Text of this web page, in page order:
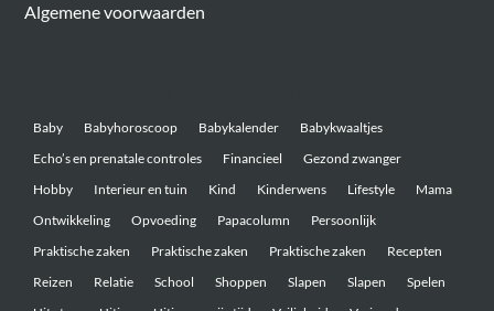
Algemene voorwaarden
Baby Babyhoroscoop Babykalender
Babykwaaltjes
Echo’s en prenatale controles
Financieel
Gezond zwanger
Hobby
Interieur en tuin Kind Kinderwens Lifestyle
Mama
Ontwikkeling
Opvoeding Papacolumn
Persoonlijk
Praktische zaken
Praktische zaken Praktische zaken
Recepten
Reizen
Relatie School Shoppen Slapen Slapen
Spelen